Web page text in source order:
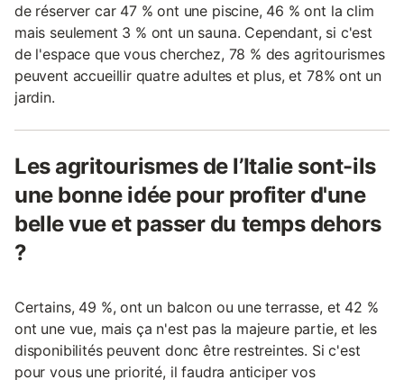
de réserver car 47 % ont une piscine, 46 % ont la clim
mais seulement 3 % ont un sauna. Cependant, si c'est
de l'espace que vous cherchez, 78 % des agritourismes
peuvent accueillir quatre adultes et plus, et 78% ont un
jardin.
Les agritourismes de l’Italie sont-ils
une bonne idée pour profiter d'une
belle vue et passer du temps dehors
?
Certains, 49 %, ont un balcon ou une terrasse, et 42 %
ont une vue, mais ça n'est pas la majeure partie, et les
disponibilités peuvent donc être restreintes. Si c'est
pour vous une priorité, il faudra anticiper vos